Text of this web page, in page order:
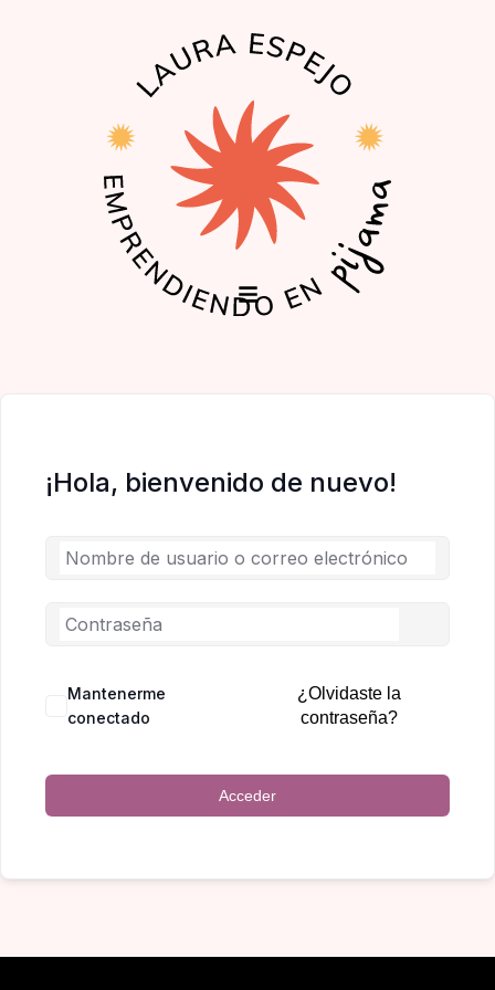
¡Hola, bienvenido de nuevo!
Mantenerme
conectado
¿Olvidaste la
contraseña?
Acceder